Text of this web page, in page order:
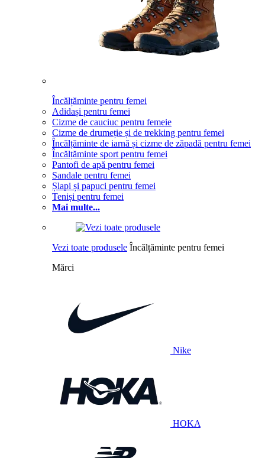
Încălțăminte pentru femei
Adidași pentru femei
Cizme de cauciuc pentru femeie
Cizme de drumeție și de trekking pentru femei
Încălțăminte de iarnă și cizme de zăpadă pentru femei
Încălțăminte sport pentru femei
Pantofi de apă pentru femei
Sandale pentru femei
Șlapi și papuci pentru femei
Teniși pentru femei
Mai multe...
Vezi toate produsele Încălțăminte pentru femei
Mărci
Nike
HOKA